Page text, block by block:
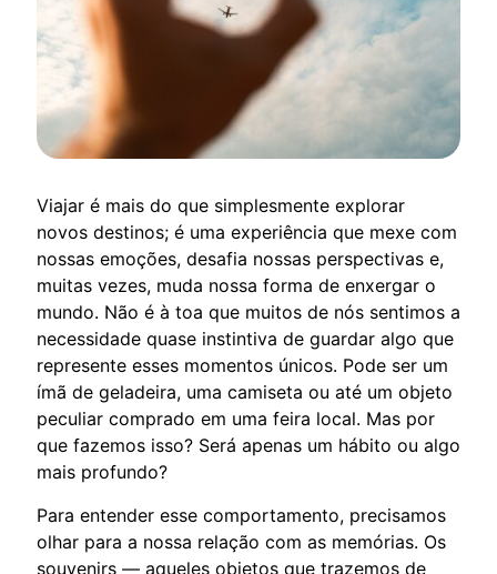
Viajar é mais do que simplesmente explorar
novos destinos; é uma experiência que mexe com
nossas emoções, desafia nossas perspectivas e,
muitas vezes, muda nossa forma de enxergar o
mundo. Não é à toa que muitos de nós sentimos a
necessidade quase instintiva de guardar algo que
represente esses momentos únicos. Pode ser um
ímã de geladeira, uma camiseta ou até um objeto
peculiar comprado em uma feira local. Mas por
que fazemos isso? Será apenas um hábito ou algo
mais profundo?
Para entender esse comportamento, precisamos
olhar para a nossa relação com as memórias. Os
souvenirs — aqueles objetos que trazemos de